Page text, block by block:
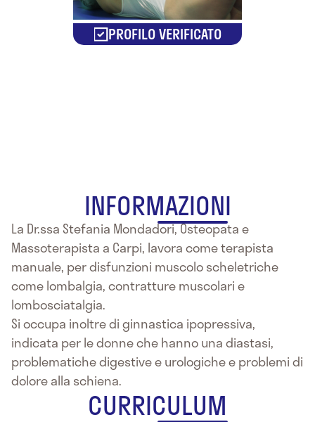
PROFILO VERIFICATO
INFORMAZIONI
La Dr.ssa Stefania Mondadori, Osteopata e
Massoterapista a Carpi, lavora come terapista
manuale, per disfunzioni muscolo scheletriche
come lombalgia, contratture muscolari e
lombosciatalgia.
Si occupa inoltre di ginnastica ipopressiva,
indicata per le donne che hanno una diastasi,
problematiche digestive e urologiche e problemi di
dolore alla schiena.
CURRICULUM